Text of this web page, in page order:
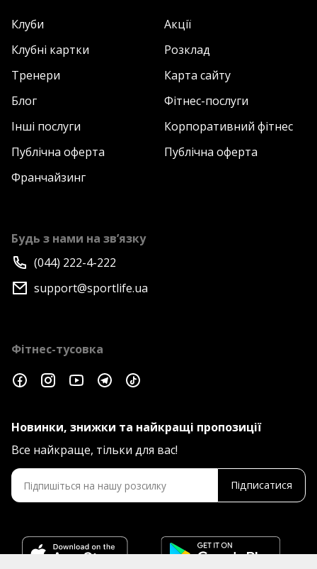
Клуби
Акції
Клубні картки
Розклад
Тренери
Карта сайту
Блог
Фітнес-послуги
Інші послуги
Корпоративний фітнес
Публічна оферта
Публічна оферта
Франчайзинг
Будь з нами на зв’язку
(044) 222-4-222
support@sportlife.ua
Фітнес-тусовка
Новинки, знижки та найкращі пропозиції
Все найкраще, тільки для вас!
Підписатися